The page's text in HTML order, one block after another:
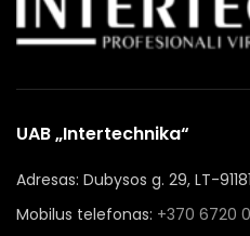
UAB „Intertechnika“
Adresas: Dubysos g. 29, LT-
Mobilus telefonas: +370 6720